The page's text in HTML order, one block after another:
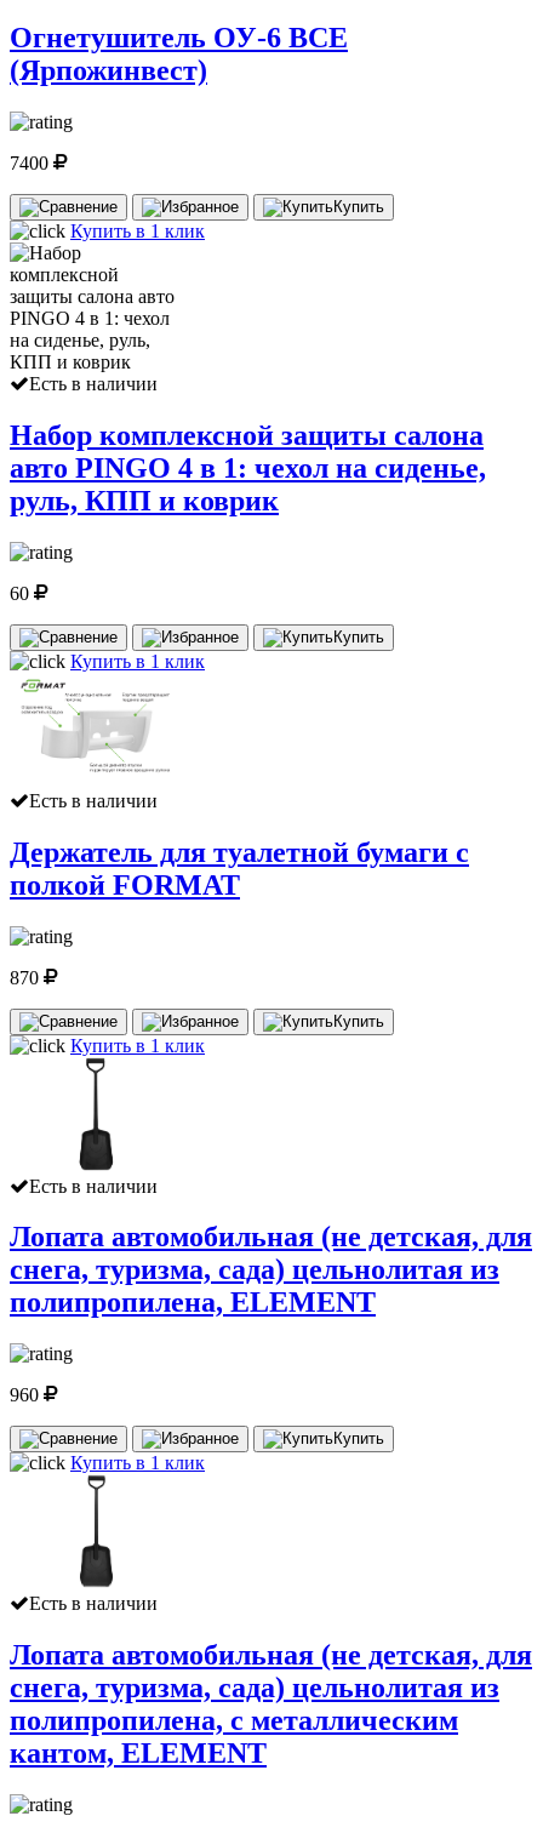
Огнетушитель ОУ-6 ВСЕ
(Ярпожинвест)
7400
Купить
Купить в 1 клик
Есть в наличии
Набор комплексной защиты салона
авто PINGO 4 в 1: чехол на сиденье,
руль, КПП и коврик
60
Купить
Купить в 1 клик
Есть в наличии
Держатель для туалетной бумаги с
полкой FORMAT
870
Купить
Купить в 1 клик
Есть в наличии
Лопата автомобильная (не детская, для
снега, туризма, сада) цельнолитая из
полипропилена, ELEMENT
960
Купить
Купить в 1 клик
Есть в наличии
Лопата автомобильная (не детская, для
снега, туризма, сада) цельнолитая из
полипропилена, с металлическим
кантом, ELEMENT